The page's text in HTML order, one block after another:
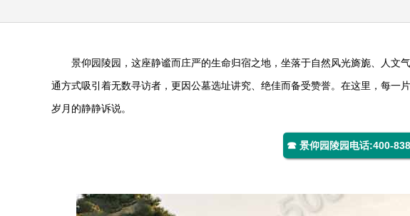
景仰园陵园 ，这座静谧而庄严的生命归宿之地，坐落于自然风光旖旎、人
通方式吸引着无数寻访者，更因公墓选址讲究、绝佳而备受赞誉。在这里，每一
岁月的静静诉说。
☎ 景仰园陵园电话:400-